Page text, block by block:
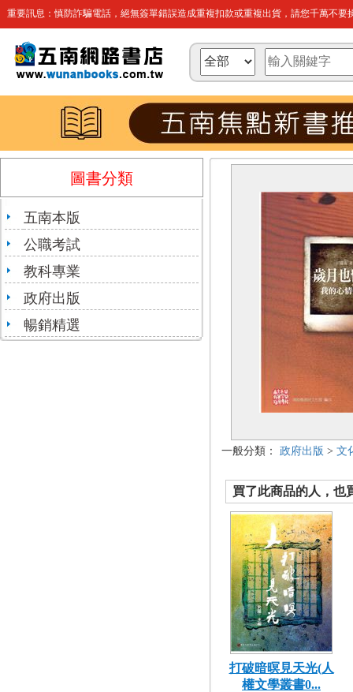
重要訊息：慎防詐騙電話，絕無簽單錯誤造成重複扣款或重複出貨，請您千萬不要
圖書分類
五南本版
公職考試
教科專業
政府出版
暢銷精選
一般分類： 政府出版 > 文
買了此商品的人，也
打破暗暝見天光(人
權文學叢書0...